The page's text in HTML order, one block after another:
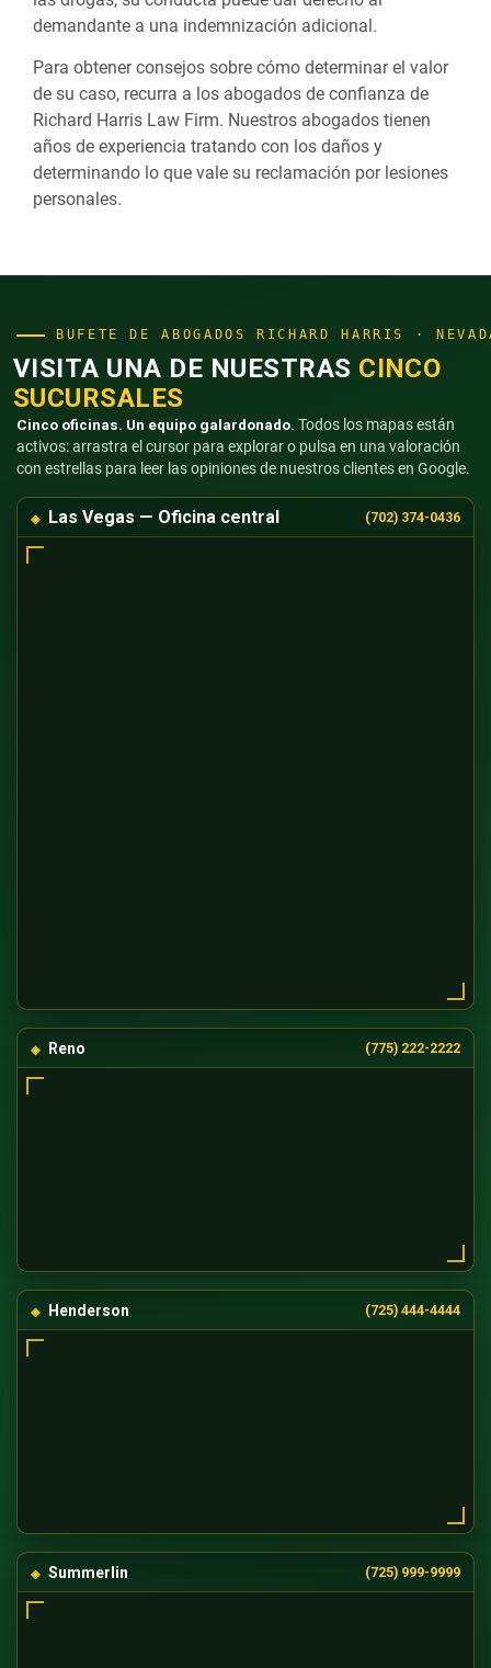
demandante a una indemnización adicional.
Para obtener consejos sobre cómo determinar el valor
de su caso, recurra a los abogados de confianza de
Richard Harris Law Firm. Nuestros abogados tienen
años de experiencia tratando con los daños y
determinando lo que vale su reclamación por lesiones
personales.
BUFETE DE ABOGADOS RICHARD HARRIS ·
VISITA UNA DE NUESTRAS CINCO
SUCURSALES
Cinco oficinas. Un equipo galardonado. Todos los mapas están
activos: arrastra el cursor para explorar o pulsa en una valoración
con estrellas para leer las opiniones de nuestros clientes en Google.
Las Vegas — Oficina central (702) 374-0436
Reno (775) 222-2222
Henderson (725) 444-4444
Summerlin (725) 999-9999